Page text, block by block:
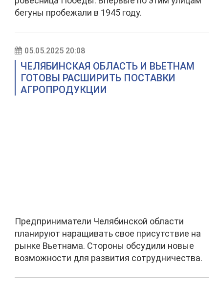
бегуны пробежали в 1945 году.
05.05.2025 20:08
ЧЕЛЯБИНСКАЯ ОБЛАСТЬ И ВЬЕТНАМ
ГОТОВЫ РАСШИРИТЬ ПОСТАВКИ
АГРОПРОДУКЦИИ
Предприниматели Челябинской области
планируют наращивать свое присутствие на
рынке Вьетнама. Стороны обсудили новые
возможности для развития сотрудничества.